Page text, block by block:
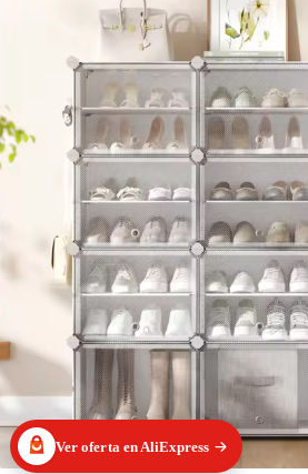
Ver oferta en AliExpress